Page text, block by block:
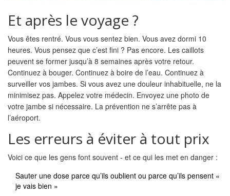
Et après le voyage ?
Vous êtes rentré. Vous vous sentez bien. Vous avez dormi 10
heures. Vous pensez que c’est fini ? Pas encore. Les caillots
peuvent se former jusqu’à 8 semaines après votre retour.
Continuez à bouger. Continuez à boire de l’eau. Continuez à
surveiller vos jambes. Si vous avez une douleur inhabituelle, ne la
minimisez pas. Appelez votre médecin. Envoyez une photo de
votre jambe si nécessaire. La prévention ne s’arrête pas à
l’aéroport.
Les erreurs à éviter à tout prix
Voici ce que les gens font souvent - et ce qui les met en danger :
Sauter une dose parce qu’ils oublient ou parce qu’ils pensent «
je vais bien »